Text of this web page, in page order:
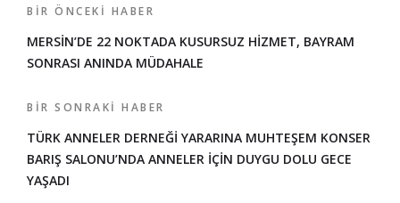
BIR ÖNCEKI HABER
MERSİN’DE 22 NOKTADA KUSURSUZ HİZMET, BAYRAM
SONRASI ANINDA MÜDAHALE
BIR SONRAKI HABER
TÜRK ANNELER DERNEĞİ YARARINA MUHTEŞEM KONSER
BARIŞ SALONU’NDA ANNELER İÇİN DUYGU DOLU GECE
YAŞADI